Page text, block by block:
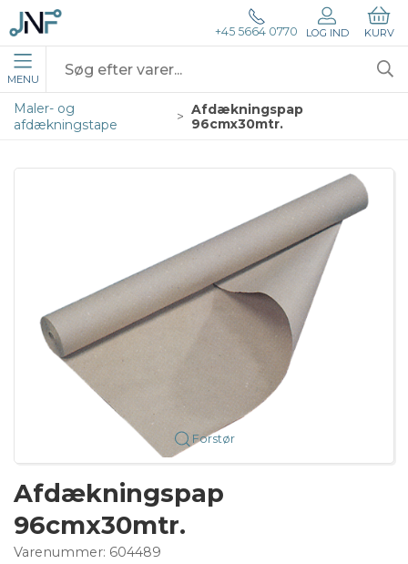
+45 5664 0770 LOG IND KURV
MENU
Maler- og
afdækningstape
Afdækningspap
96cmx30mtr.
Forstør
Afdækningspap
96cmx30mtr.
Varenummer: 604489